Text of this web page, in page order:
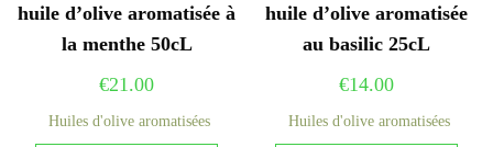
huile d’olive aromatisée à
la menthe 50cL
€21.00
Huiles d'olive aromatisées
huile d’olive aromatisée
au basilic 25cL
€14.00
Huiles d'olive aromatisées